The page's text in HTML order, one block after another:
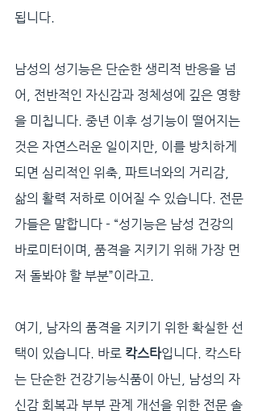
됩니다.
남성의 성기능은 단순한 생리적 반응을 넘
어, 전반적인 자신감과 정체성에 깊은 영향
을 미칩니다. 중년 이후 성기능이 떨어지는
것은 자연스러운 일이지만, 이를 방치하게
되면 심리적인 위축, 파트너와의 거리감,
삶의 활력 저하로 이어질 수 있습니다. 전문
가들은 말합니다 - “성기능은 남성 건강의
바로미터이며, 품격을 지키기 위해 가장 먼
저 돌봐야 할 부분”이라고.
여기, 남자의 품격을 지키기 위한 확실한 선
택이 있습니다. 바로 칵스타입니다. 칵스타
는 단순한 건강기능식품이 아닌, 남성의 자
신감 회복과 부부 관계 개선을 위한 전문 솔